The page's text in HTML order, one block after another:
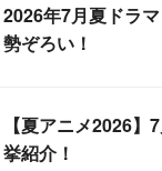
2026年7月夏ドラ
勢ぞろい！
【夏アニメ2026
挙紹介！